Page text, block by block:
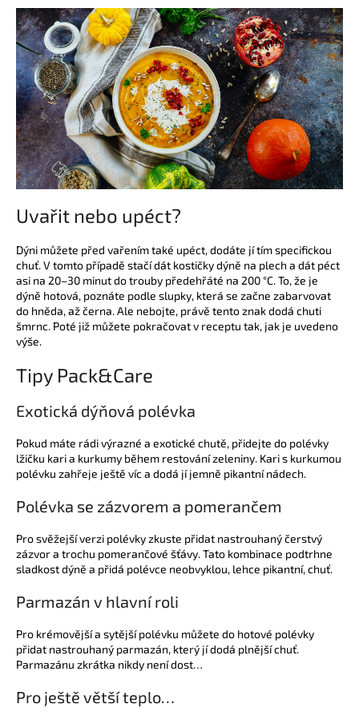
Uvařit nebo upéct?
Dýni můžete před vařením také upéct, dodáte jí tím specifickou
chuť. V tomto případě stačí dát kostičky dýně na plech a dát péct
asi na 20–30 minut do trouby předehřáté na 200 °C. To, že je
dýně hotová, poznáte podle slupky, která se začne zabarvovat
do hněda, až černa. Ale nebojte, právě tento znak dodá chuti
šmrnc. Poté již můžete pokračovat v receptu tak, jak je uvedeno
výše.
Tipy Pack&Care
Exotická dýňová polévka
Pokud máte rádi výrazné a exotické chutě, přidejte do polévky
lžičku kari a kurkumy během restování zeleniny. Kari s kurkumou
polévku zahřeje ještě víc a dodá jí jemně pikantní nádech.
Polévka se zázvorem a pomerančem
Pro svěžejší verzi polévky zkuste přidat nastrouhaný čerstvý
zázvor a trochu pomerančové šťávy. Tato kombinace podtrhne
sladkost dýně a přidá polévce neobvyklou, lehce pikantní, chuť.
Parmazán v hlavní roli
Pro krémovější a sytější polévku můžete do hotové polévky
přidat nastrouhaný parmazán, který jí dodá plnější chuť.
Parmazánu zkrátka nikdy není dost…
Pro ještě větší teplo…